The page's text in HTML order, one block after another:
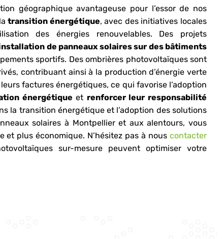
géographique avantageuse pour l’essor de nos
transition énergétique, avec des initiatives locales
des énergies renouvelables. Des projets
de panneaux solaires sur des bâtiments
sportifs. Des ombrières photovoltaïques sont
contribuant ainsi à la production d’énergie verte
factures énergétiques, ce qui favorise l’adoption
énergétique et renforcer leur responsabilité
la transition énergétique et l’adoption des solutions
solaires à Montpellier et aux alentours, vous
plus économique. N’hésitez pas à nous contacter
sur-mesure peuvent optimiser votre